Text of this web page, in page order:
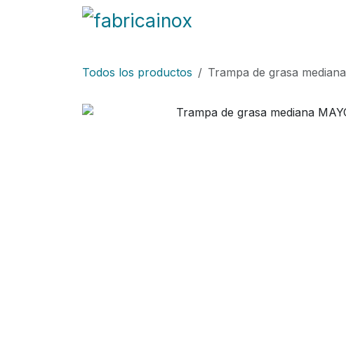
Todos los productos Trampa de grasa